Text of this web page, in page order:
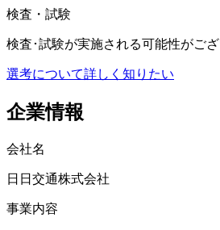
検査・試験
検査･試験が実施される可能性がござ
選考について詳しく知りたい
企業情報
会社名
日日交通株式会社
事業内容